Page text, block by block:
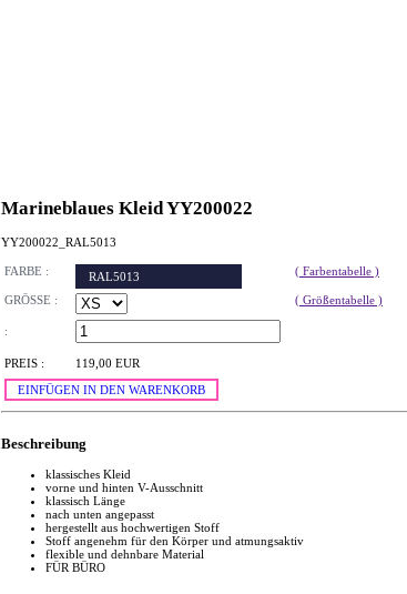
Marineblaues Kleid YY200022
YY200022_RAL5013
FARBE : RAL5013 ( Farbentabelle )
GRÖSSE : ( Größentabelle )
:
PREIS :
119,00 EUR
EINFÜGEN IN DEN WARENKORB
Beschreibung
klassisches Kleid
vorne und hinten V-Ausschnitt
klassisch Länge
nach unten angepasst
hergestellt aus hochwertigen Stoff
Stoff angenehm für den Körper und atmungsaktiv
flexible und dehnbare Material
FÜR BÜRO